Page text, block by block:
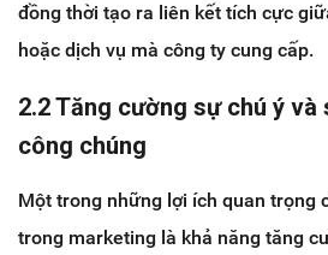
đồng thời tạo ra liên kết tích cực
hoặc dịch vụ mà công ty cung cấp.
2.2 Tăng cường sự chú ý
công chúng
Một trong những lợi ích quan trọng
trong marketing là khả năng tăng